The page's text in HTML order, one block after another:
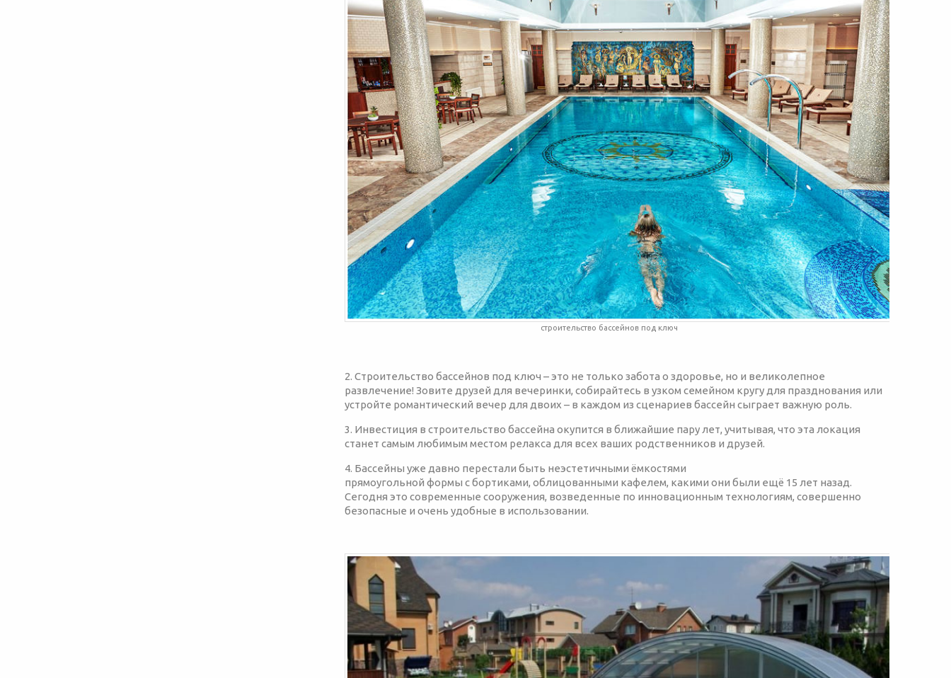
строительство бассейнов под ключ
2. Строительство бассейнов под ключ – это не только забота о здоровье, но и великолепное
развлечение! Зовите друзей для вечеринки, собирайтесь в узком семейном кругу для празднования или
устройте романтический вечер для двоих – в каждом из сценариев бассейн сыграет важную роль.
3. Инвестиция в строительство бассейна окупится в ближайшие пару лет, учитывая, что эта локация
станет самым любимым местом релакса для всех ваших родственников и друзей.
4. Бассейны уже давно перестали быть неэстетичными ёмкостями
прямоугольной формы с бортиками, облицованными кафелем, какими они были ещё 15 лет назад.
Сегодня это современные сооружения, возведенные по инновационным технологиям, совершенно
безопасные и очень удобные в использовании.